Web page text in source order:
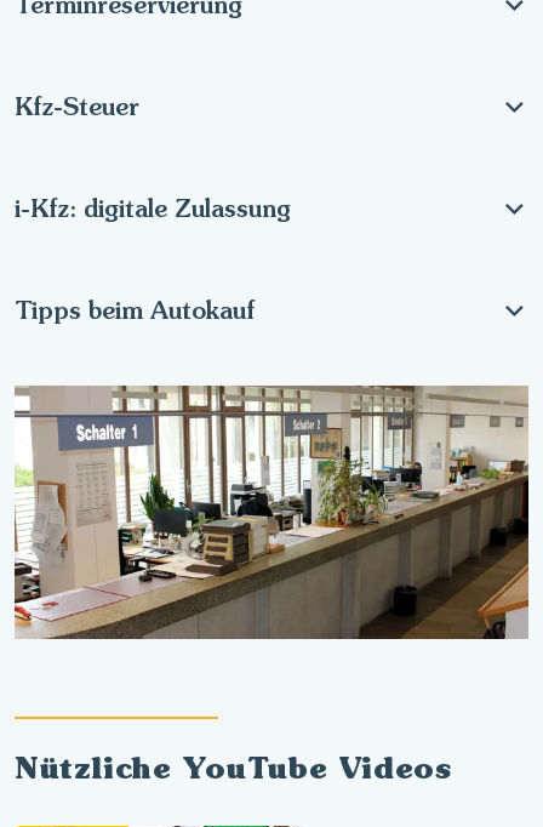
Kfz-Steuer
i-Kfz: digitale Zulassung
Tipps beim Autokauf
Nützliche YouTube Videos